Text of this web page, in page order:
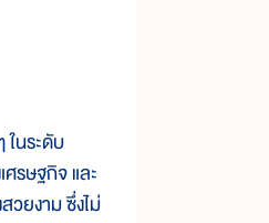
นระดับ
รษฐกิจ และ
วยงาม ซึ่งไม่